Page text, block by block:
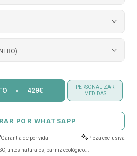
429€
PERSONALIZAR
MEDIDAS
POR WHATSAPP
Garantía de por vida Pieza exclusiva
tintes naturales, barniz ecológico...